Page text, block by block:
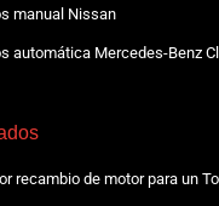
manual Nissan
automática Mercedes-Benz
recambio de motor para un